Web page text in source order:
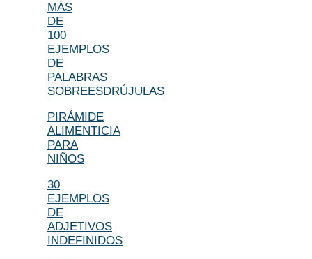
MÁS
DE
100
EJEMPLOS
DE
PALABRAS
SOBREESDRÚJULAS
PIRÁMIDE
ALIMENTICIA
PARA
NIÑOS
30
EJEMPLOS
DE
ADJETIVOS
INDEFINIDOS